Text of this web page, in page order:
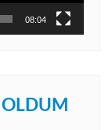
08:04
OLDUM